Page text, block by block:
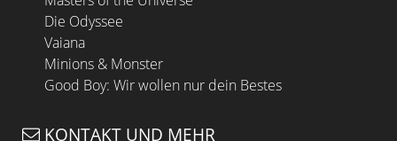
Die Odyssee
Vaiana
Minions & Monster
Good Boy: Wir wollen nur dein Bestes
KONTAKT UND MEHR